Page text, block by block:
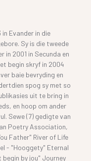
Evander in die
Sy is die tweede
in 2001 in Secunda en
begin skryf in 2004
baie bevryding en
spog sy met so
uit te bring in
en hoop om ander
Sewe (7) gedigte van
Poetry Association,
Father" River of Life
- "Hooggety" Eternal
begin by jou" Journey